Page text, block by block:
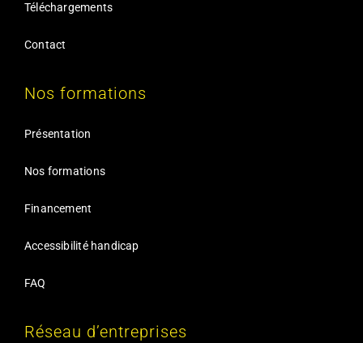
Téléchargements
Contact
Nos formations
Présentation
Nos formations
Financement
Accessibilité handicap
FAQ
Réseau d’entreprises